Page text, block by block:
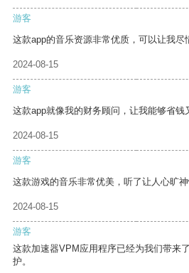
游客
这款app的音乐资源非常优质，可以让我尽
2024-08-15
游客
这款app就像我的财务顾问，让我能够省钱
2024-08-15
游客
这款游戏的音乐非常优美，听了让人心旷神
2024-08-15
游客
这款加速器VPM应用程序已经为我们带来
护。